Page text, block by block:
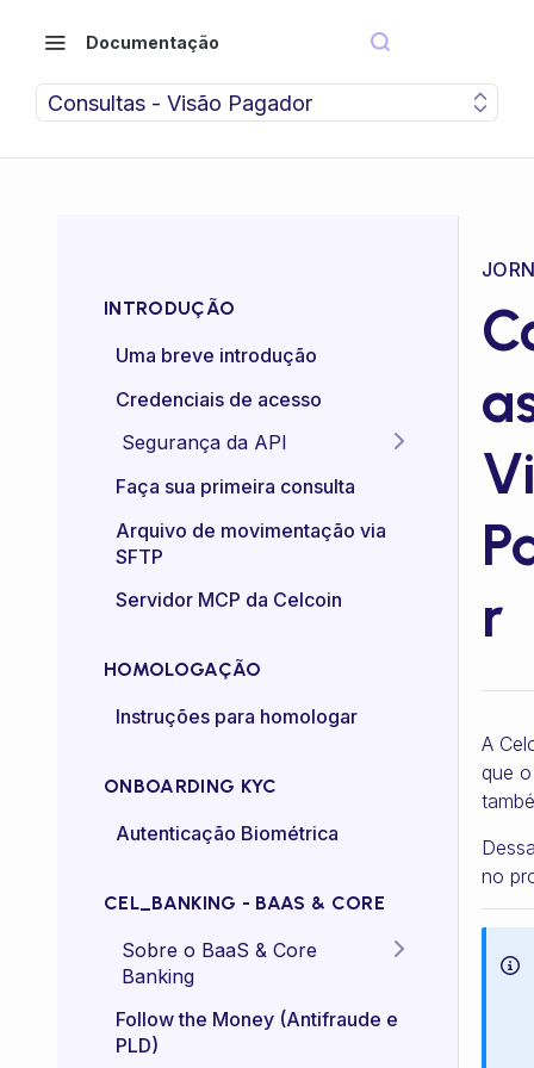
Documentação
Consultas - Visão Pagador
INTRODUÇÃO
Uma breve introdução
Credenciais de acesso
Segurança da API
Idempotência das APIs
Certificado mTLS
control)
Faça sua primeira consulta
Arquivo de movimentação via
SFTP
Servidor MCP da Celcoin
HOMOLOGAÇÃO
Instruções para homologar
ONBOARDING KYC
Autenticação Biométrica
CEL_BANKING - BAAS & CORE
Sobre o BaaS & Core
Banking
FAQs
Follow the Money (Antifraude e
PLD)
r
A
que
no